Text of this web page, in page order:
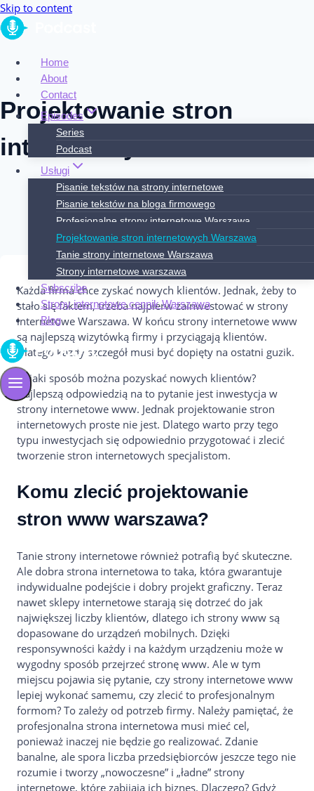
Skip to content
Home
About
Contact
Episodes
Series
Podcast
Usługi
Pisanie tekstów na strony internetowe
Pisanie tekstów na bloga firmowego
Profesjonalne strony internetowe Warszawa
Projektowanie stron internetowych Warszawa
Tanie strony internetowe Warszawa
Strony internetowe warszawa
Subscribe
Strony internetowe cennik Warszawa
Blog
Projektowanie stron
internetowych Warszawa
Każda firma chce zyskać nowych klientów. Jednak, żeby to
stało się faktem, trzeba najpierw zainwestować w strony
internetowe Warszawa. W końcu strony internetowe www
są najlepszą wizytówką firmy i przyciągają klientów.
Dlatego każdy szczegół musi być dopięty na ostatni guzik.
W jaki sposób można pozyskać nowych klientów?
Najlepszą odpowiedzią na to pytanie jest inwestycja w
strony internetowe www. Jednak projektowanie stron
internetowych proste nie jest. Dlatego warto przy tego
typu inwestycjach się odpowiednio przygotować i zlecić
tworzenie stron internetowych specjalistom.
Komu zlecić projektowanie
stron www warszawa?
Tanie strony internetowe również potrafią być skuteczne.
Ale dobra strona internetowa to taka, która gwarantuje
indywidualne podejście i dobry projekt graficzny. Teraz
nawet sklepy internetowe starają się dotrzeć do jak
największej liczby klientów, dlatego ich strony www są
dopasowane do urządzeń mobilnych. Dzięki
responsywności każdy i na każdym urządzeniu może w
wygodny sposób przejrzeć stronę www. Ale w tym
miejscu pojawia się pytanie, czy strony internetowe www
lepiej wykonać samemu, czy zlecić to profesjonalnym
formom? To zależy od potrzeb firmy. Należy pamiętać, że
profesjonalna strona internetowa musi mieć cel,
ponieważ inaczej nie będzie go realizować. Zdanie
banalne, ale spora liczba przedsiębiorców jeszcze tego nie
rozumie i tworzy „nowoczesne” i „ładne” strony
internetowe, które zabijają ich biznes. Dlaczego? Gdyż